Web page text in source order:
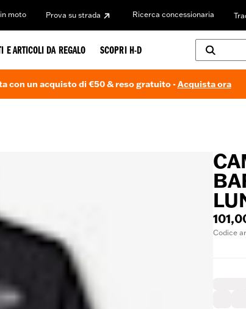
moto Prova su strada Ricerca concessionaria
E ARTICOLI DA REGALO SCOPRI H-D
con un acquisto di €50 & reso gratuito -Acquista ora
Codice